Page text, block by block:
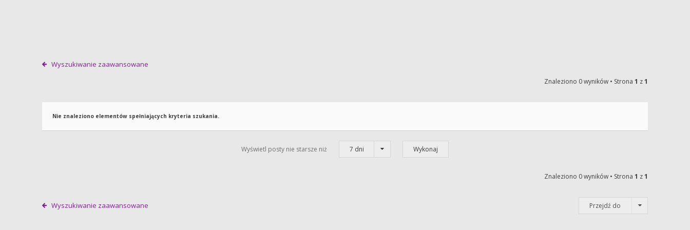
Wyszukiwanie zaawansowane
Znaleziono 0 wyników • Strona 1 z1
Nie znaleziono elementów spełniających kryteria szukania.
Wyświetl posty nie starsze niż 7 dni
Znaleziono 0 wyników • Strona 1 z1
Wyszukiwanie zaawansowane Przejdź do